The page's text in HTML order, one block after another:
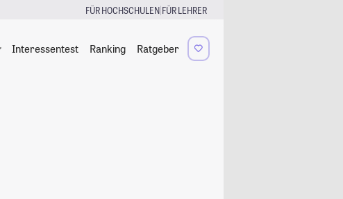
FÜR HOCHSCHULEN|FÜR LEHRER
Interessentest Ranking Ratgeber